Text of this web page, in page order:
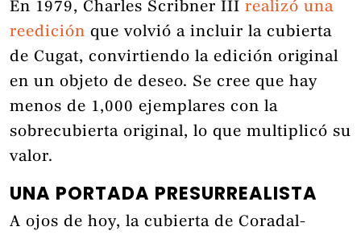
En 1979, Charles Scribner III realizó una
reedición que volvió a incluir la cubierta
de Cugat, convirtiendo la edición original
en un objeto de deseo. Se cree que hay
menos de 1,000 ejemplares con la
sobrecubierta original, lo que multiplicó su
valor.
UNA PORTADA PRESURREALISTA
A ojos de hoy, la cubierta de Coradal-